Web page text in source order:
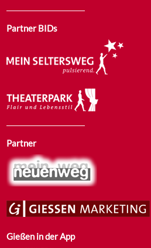
Partner BIDs
Partner
Gießen in der App